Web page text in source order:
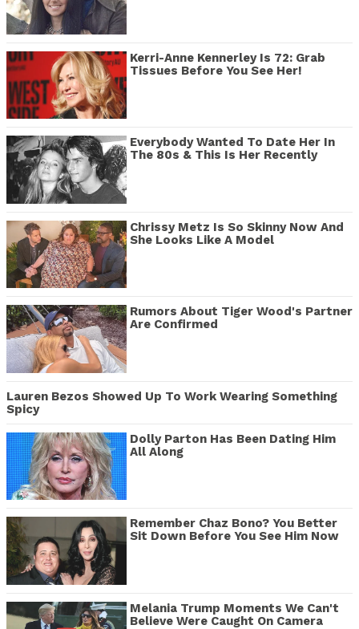
Kerri-Anne Kennerley Is 72: Grab
Tissues Before You See Her!
Everybody Wanted To Date Her In
The 80s & This Is Her Recently
Chrissy Metz Is So Skinny Now And
She Looks Like A Model
Rumors About Tiger Wood's Partner
Are Confirmed
Lauren Bezos Showed Up To Work Wearing Something
Spicy
Dolly Parton Has Been Dating Him
All Along
Remember Chaz Bono? You Better
Sit Down Before You See Him Now
Melania Trump Moments We Can't
Believe Were Caught On Camera